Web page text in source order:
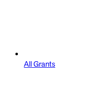
All Grants